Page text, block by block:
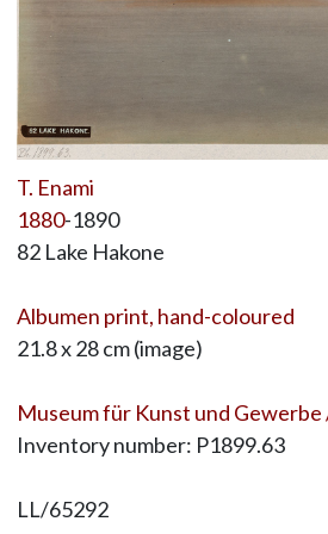
T. Enami
1880-1890
82 Lake Hakone
Albumen print, hand-coloured
21.8 x 28 cm (image)
Museum für Kunst und Gewerbe
Inventory number: P1899.63
LL/65292